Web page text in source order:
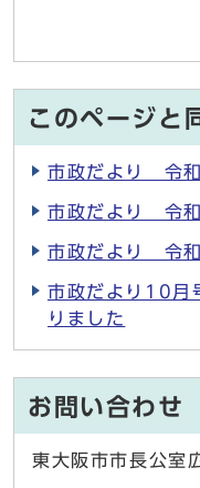
このページと
市政だより 令
市政だより 令
市政だより 令
市政だより10月
りました
お問い合わせ
東大阪市市長公室